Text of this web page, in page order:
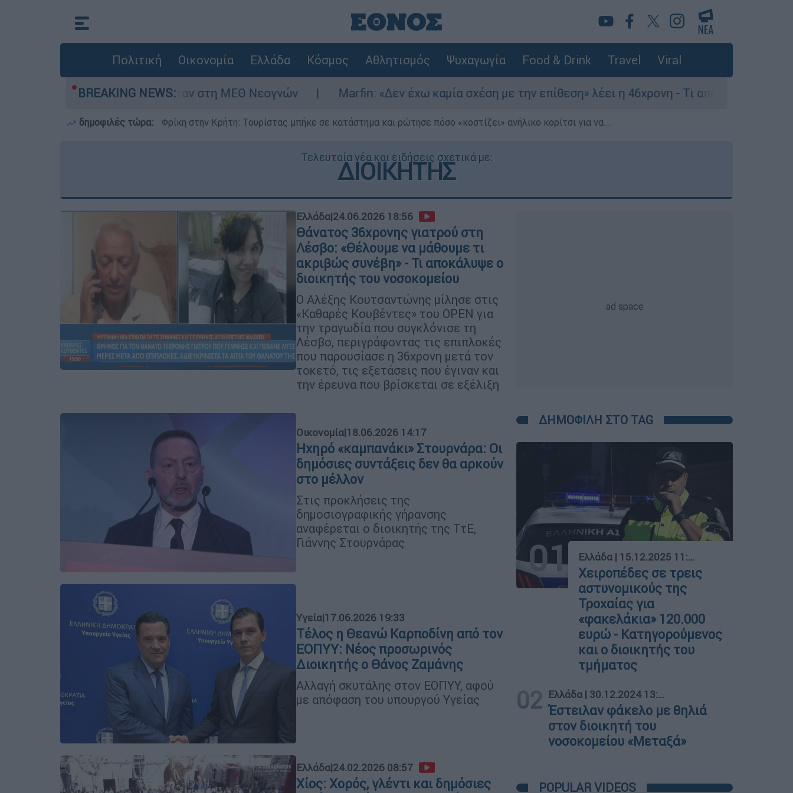
Πολιτική Οικονομία Ελλάδα Κόσμος Αθλητισμός Ψυχαγωγία Food & Drink Travel Viral
BREAKING NEWS:
- Νοσηλευόταν στη ΜΕΘ Νεογνών Marfin: «Δεν έχω καμία σχέση με την επίθεση» λέει η 46χρονη - Τι αποκάλυψε στους αστυνομικούς
δημοφιλές τώρα: Φρίκη στην Κρήτη: Τουρίστας μπήκε σε κατάστημα και ρώτησε πόσο «κοστίζει» ανήλικο κορίτσι για να...
Τελευταία νέα και ειδήσεις σχετικά με:
ΔΙΟΙΚΗΤΗΣ
Ελλάδα|24.06.2026 18:56
Θάνατος 36χρονης γιατρού στη
Λέσβο: «Θέλουμε να μάθουμε τι
ακριβώς συνέβη» - Τι αποκάλυψε ο
διοικητής του νοσοκομείου
Ο Αλέξης Κουτσαντώνης μίλησε στις
«Καθαρές Κουβέντες» του OPEN για
την τραγωδία που συγκλόνισε τη
Λέσβο, περιγράφοντας τις επιπλοκές
που παρουσίασε η 36χρονη μετά τον
τοκετό, τις εξετάσεις που έγιναν και
την έρευνα που βρίσκεται σε εξέλιξη
Οικονομία|18.06.2026 14:17
Ηχηρό «καμπανάκι» Στουρνάρα: Οι
δημόσιες συντάξεις δεν θα αρκούν
στο μέλλον
Στις προκλήσεις της
δημοσιογραφικής γήρανσης
αναφέρεται ο διοικητής της ΤτΕ,
Γιάννης Στουρνάρας
Υγεία|17.06.2026 19:33
Τέλος η Θεανώ Καρποδίνη από τον
ΕΟΠΥΥ: Νέος προσωρινός
Διοικητής ο Θάνος Ζαμάνης
Αλλαγή σκυτάλης στον ΕΟΠΥΥ, αφού
με απόφαση του υπουργού Υγείας
Ελλάδα|24.02.2026 08:57
Χίος: Χορός, γλέντι και δημόσιες
ΔΗΜΟΦΙΛΗ ΣΤΟ TAG
01 Ελλάδα | 15.12.2025 11:53
Χειροπέδες σε τρεις
αστυνομικούς της
Τροχαίας για
«φακελάκια» 120.000
ευρώ - Κατηγορούμενος
και ο διοικητής του
τμήματος
02 Ελλάδα | 30.12.2024 13:28
Έστειλαν φάκελο με θηλιά
στον διοικητή του
νοσοκομείου «Μεταξά»
POPULAR VIDEOS